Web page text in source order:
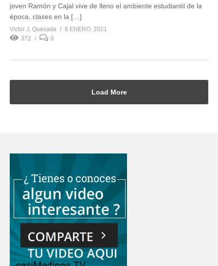
joven Ramón y Cajal vive de lleno el ambiente estudiantil de la
época, clases en la […]
Victor J. Quesada
8 ENERO, 2021
372
0
Load More